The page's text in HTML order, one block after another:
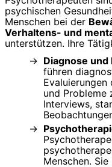
psychischen
Menschen bei der
Verhaltens- und
unterstützen. Ihre
Diagnose und
führen
und Probleme
Interviews,
Menschen.